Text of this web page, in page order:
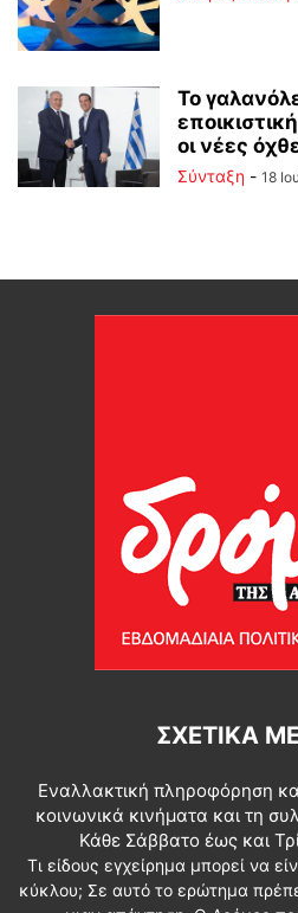
To
οι νέες
Σύνταξη - 18
ΣΧΕΤΙΚΆ
Εναλλακτική πληροφόρηση
κοινωνικά κινήματα και τη
Κάθε Σάββατο έως και
Τι είδους εγχείρημα μπορεί να
κύκλου; Σε αυτό το ερώτημα